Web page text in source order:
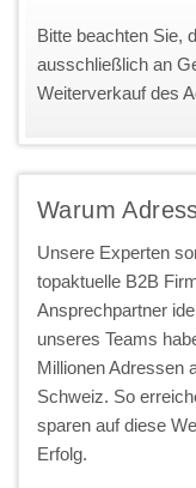
Bitte beachten Sie,
ausschließlich an
Weiterverkauf des
Warum
Unsere Experten
topaktuelle B2B
Ansprechpartner
unseres Teams
Millionen Adressen
Schweiz. So
sparen auf diese
Erfolg.